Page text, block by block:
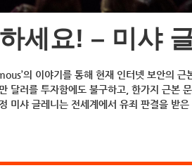
세요! – 미샤
의 이야기를 통해 현재 인터넷 보안의
달러를 투자함에도 불구하고, 한가지 근본
미샤 글레니는 전세계에서 유죄 판결을 받